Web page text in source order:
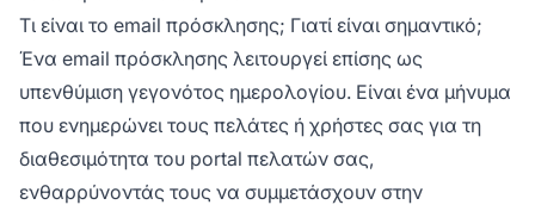
Τι είναι το email πρόσκλησης; Γιατί είναι σημαντικό;
Ένα email πρόσκλησης λειτουργεί επίσης ως
υπενθύμιση γεγονότος ημερολογίου. Είναι ένα μήνυμα
που ενημερώνει τους πελάτες ή χρήστες σας για τη
διαθεσιμότητα του portal πελατών σας,
ενθαρρύνοντάς τους να συμμετάσχουν στην